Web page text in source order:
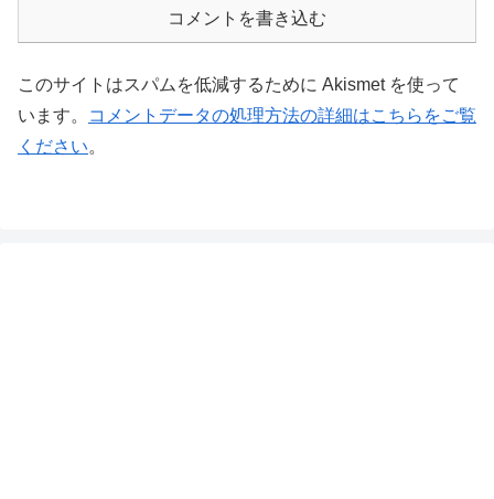
コメントを書き込む
このサイトはスパムを低減するために Akismet を使って
います。
コメントデータの処理方法の詳細はこちらをご覧
ください。